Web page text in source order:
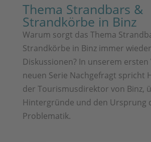
Thema Strandbars &
Strandkörbe in Binz
Warum sorgt das Thema
Strandkörbe in Binz immer
Diskussionen? In unserem ersten
neuen Serie Nachgefragt spricht
der Tourismusdirektor von Binz,
Hintergründe und den Ursprung
Problematik.